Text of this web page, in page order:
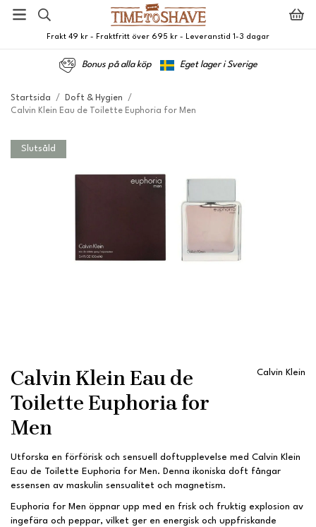
Frakt 49 kr - Fraktfritt över 695 kr - Leveranstid 1-3 dagar
Bonus på alla köp Eget lager i Sverige
Startsida / Doft & Hygien
/
Calvin Klein Eau de Toilette Euphoria for Men
Slutsåld
Calvin Klein Eau de
Toilette Euphoria for
Men
Calvin Klein
Utforska en förförisk och sensuell doftupplevelse med Calvin Klein
Eau de Toilette Euphoria for Men. Denna ikoniska doft fångar
essensen av maskulin sensualitet och magnetism.
Euphoria for Men öppnar upp med en frisk och fruktig explosion av
ingefära och peppar, vilket ger en energisk och uppfriskande